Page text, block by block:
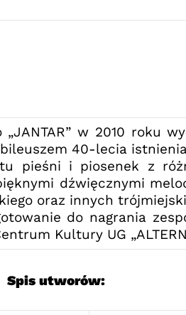
w 2010 roku
40-lecia
pieśni i piosenek z
dźwięcznymi
oraz innych
do nagrania
Kultury UG
Spis utworów: